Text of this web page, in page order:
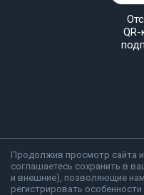
Продолжив просмотр сайта
соглашаетесь сохранить в
и внешние), позволяющие
регистрировать